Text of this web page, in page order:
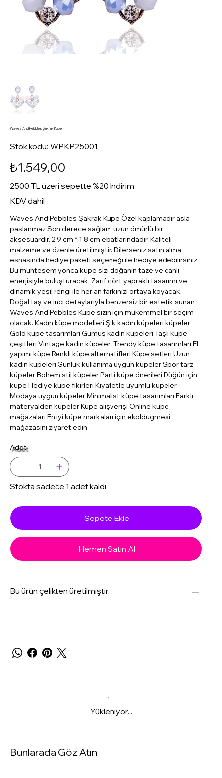
Waves And Pebbles Şakrak Küpe
Stok kodu: Stok
kodu:
WPKP25001
₺1.549,00
2500 TL üzeri sepette %20 İndirim
KDV dahil
Waves And Pebbles Şakrak Küpe Özel kaplamadır asla
paslanmaz Son derece sağlam uzun ömürlü bir
aksesuardır. 2 9 cm * 1 8 cm ebatlarındadır. Kaliteli
malzeme ve özenle üretilmiştir. Dilerseniz satın alma
esnasında hediye paketi seçeneği ile hediye edebilirsiniz.
Bu muhteşem yonca küpe sizi doğanın taze ve canlı
enerjisiyle buluşturacak. Zarif dört yapraklı tasarımı ve
dinamik yeşil rengi ile her an farkınızı ortaya koyacak.
Doğal taş ve inci detaylarıyla benzersiz bir estetik sunan
Waves And Pebbles Küpe sizin için mükemmel bir seçim
olacak. Kadın küpe modelleri Şık kadın küpeleri küpeler
Gold küpe tasarımları Gümüş kadın küpeleri Taşlı küpe
çeşitleri Vintage kadın küpeleri Trendy küpe tasarımları El
yapımı küpe Renkli küpe alternatifleri Küpe setleri Uzun
kadın küpeleri Günlük kullanıma uygun küpeler Spor tarz
küpeler Bohem stil küpeler Parti küpe önerileri Düğün için
küpe Hediye küpe fikirleri Kıyafetle uyumlu küpeler
Modaya uygun küpeler Minimalist küpe tasarımları Farklı
materyalden küpeler Küpe alışverişi Online küpe
mağazaları En iyi küpe markaları için ekoldugmesi
mağazasını ziyaret edin
Adet
Stokta sadece 1 adet kaldı
Sepete Ekle
Hemen Satın Al
Bu ürün çelikten üretilmiştir.
Yükleniyor...
Bunlarada Göz Atın